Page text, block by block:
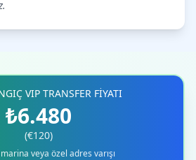
VIP TRANSFER FİYATI
₺6.480
(€120)
veya özel adres varışı